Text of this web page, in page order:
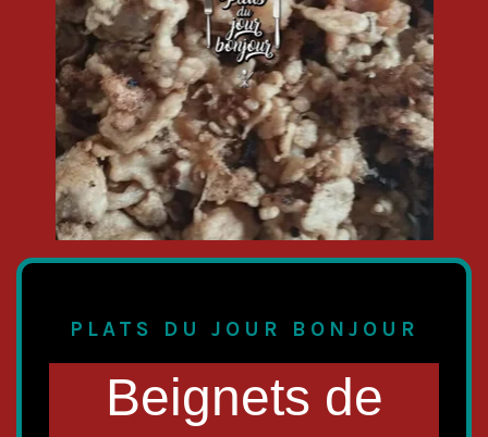
PLATS DU JOUR BONJOUR
Beignets de